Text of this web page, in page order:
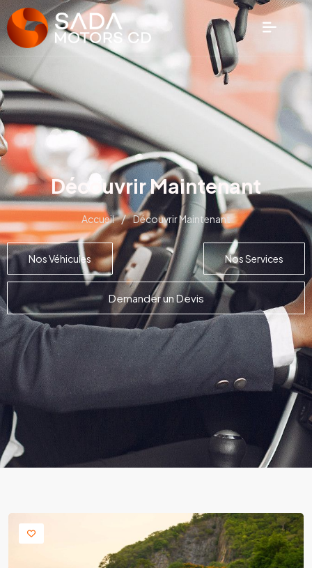
Découvrir Maintenant
Accueil / Découvrir Maintenant
Nos Véhicules Nos Services
Demander un Devis